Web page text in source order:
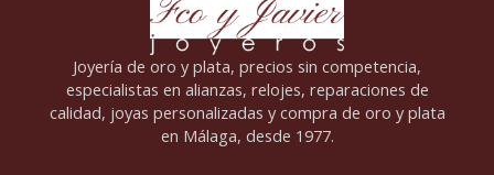
Joyería de oro y plata, precios sin competencia,
especialistas en alianzas, relojes, reparaciones de
calidad, joyas personalizadas y compra de oro y plata
en Málaga, desde 1977.